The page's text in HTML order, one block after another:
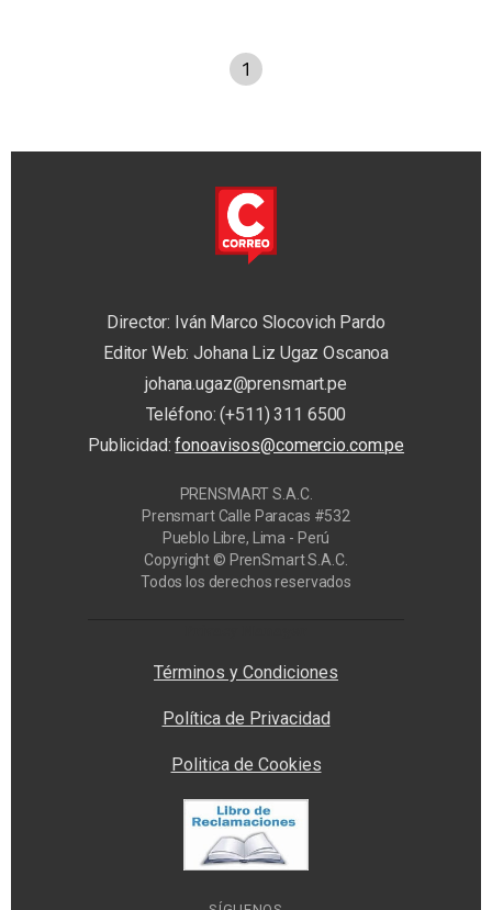
1
Director: Iván Marco Slocovich Pardo
Editor Web: Johana Liz Ugaz Oscanoa
johana.ugaz@prensmart.pe
Teléfono: (+511) 311 6500
Publicidad:fonoavisos@comercio.com.pe
PRENSMART S.A.C.
Prensmart Calle Paracas #532
Pueblo Libre, Lima - Perú
Copyright © PrenSmart S.A.C.
Todos los derechos reservados
Términos y Condiciones
Política de Privacidad
Politica de Cookies